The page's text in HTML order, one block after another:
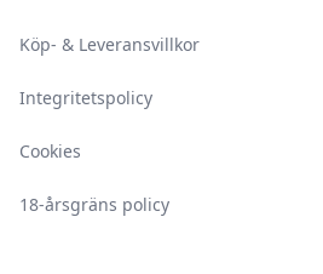
Köp- & Leveransvillkor
Integritetspolicy
Cookies
18-årsgräns policy